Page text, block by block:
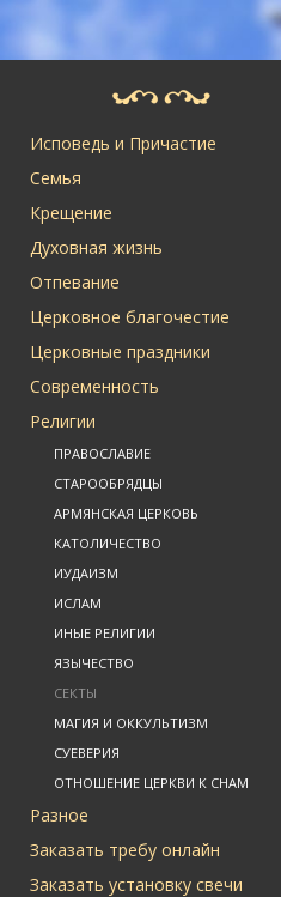
Исповедь и Причастие
Семья
Крещение
Духовная жизнь
Отпевание
Церковное благочестие
Церковные праздники
Современность
Религии
ПРАВОСЛАВИЕ
СТАРООБРЯДЦЫ
АРМЯНСКАЯ ЦЕРКОВЬ
КАТОЛИЧЕСТВО
ИУДАИЗМ
ИСЛАМ
ИНЫЕ РЕЛИГИИ
ЯЗЫЧЕСТВО
СЕКТЫ
МАГИЯ И ОККУЛЬТИЗМ
СУЕВЕРИЯ
ОТНОШЕНИЕ ЦЕРКВИ К СНАМ
Разное
Заказать требу онлайн
Заказать установку свечи